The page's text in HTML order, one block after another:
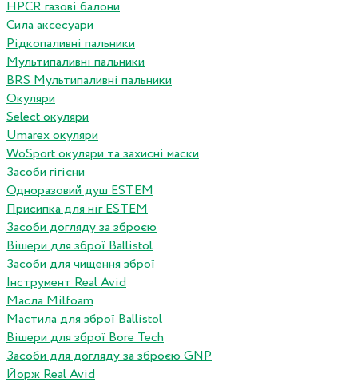
HPCR газові балони
Сила аксесуари
Рідкопаливні пальники
Мультипаливні пальники
BRS Мультипаливні пальники
Окуляри
Select окуляри
Umarex окуляри
WoSport окуляри та захисні маски
Засоби гігієни
Одноразовий душ ESTEM
Присипка для ніг ESTEM
Засоби догляду за зброєю
Вішери для зброї Ballistol
Засоби для чищення зброї
Інструмент Real Avid
Масла Milfoam
Мастила для зброї Ballistol
Вішери для зброї Bore Tech
Засоби для догляду за зброєю GNP
Йорж Real Avid